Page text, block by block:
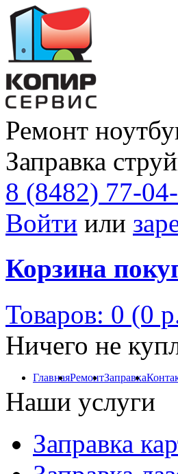
Ремонт
Заправка
8 (8482) 77-
Войти или
Корзина
Товаров: 0 (0
Ничего не
ГлавнаяРемонтЗаправка
Наши услуги
Заправка